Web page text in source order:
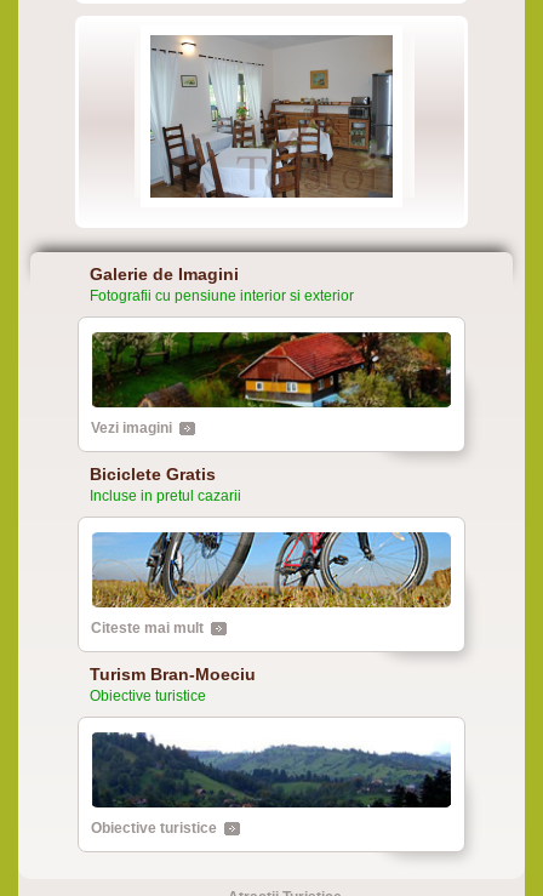
Galerie de Imagini
Fotografii cu pensiune interior si exterior
Vezi imagini
Biciclete Gratis
Incluse in pretul cazarii
Citeste mai mult
Turism Bran-Moeciu
Obiective turistice
Obiective turistice